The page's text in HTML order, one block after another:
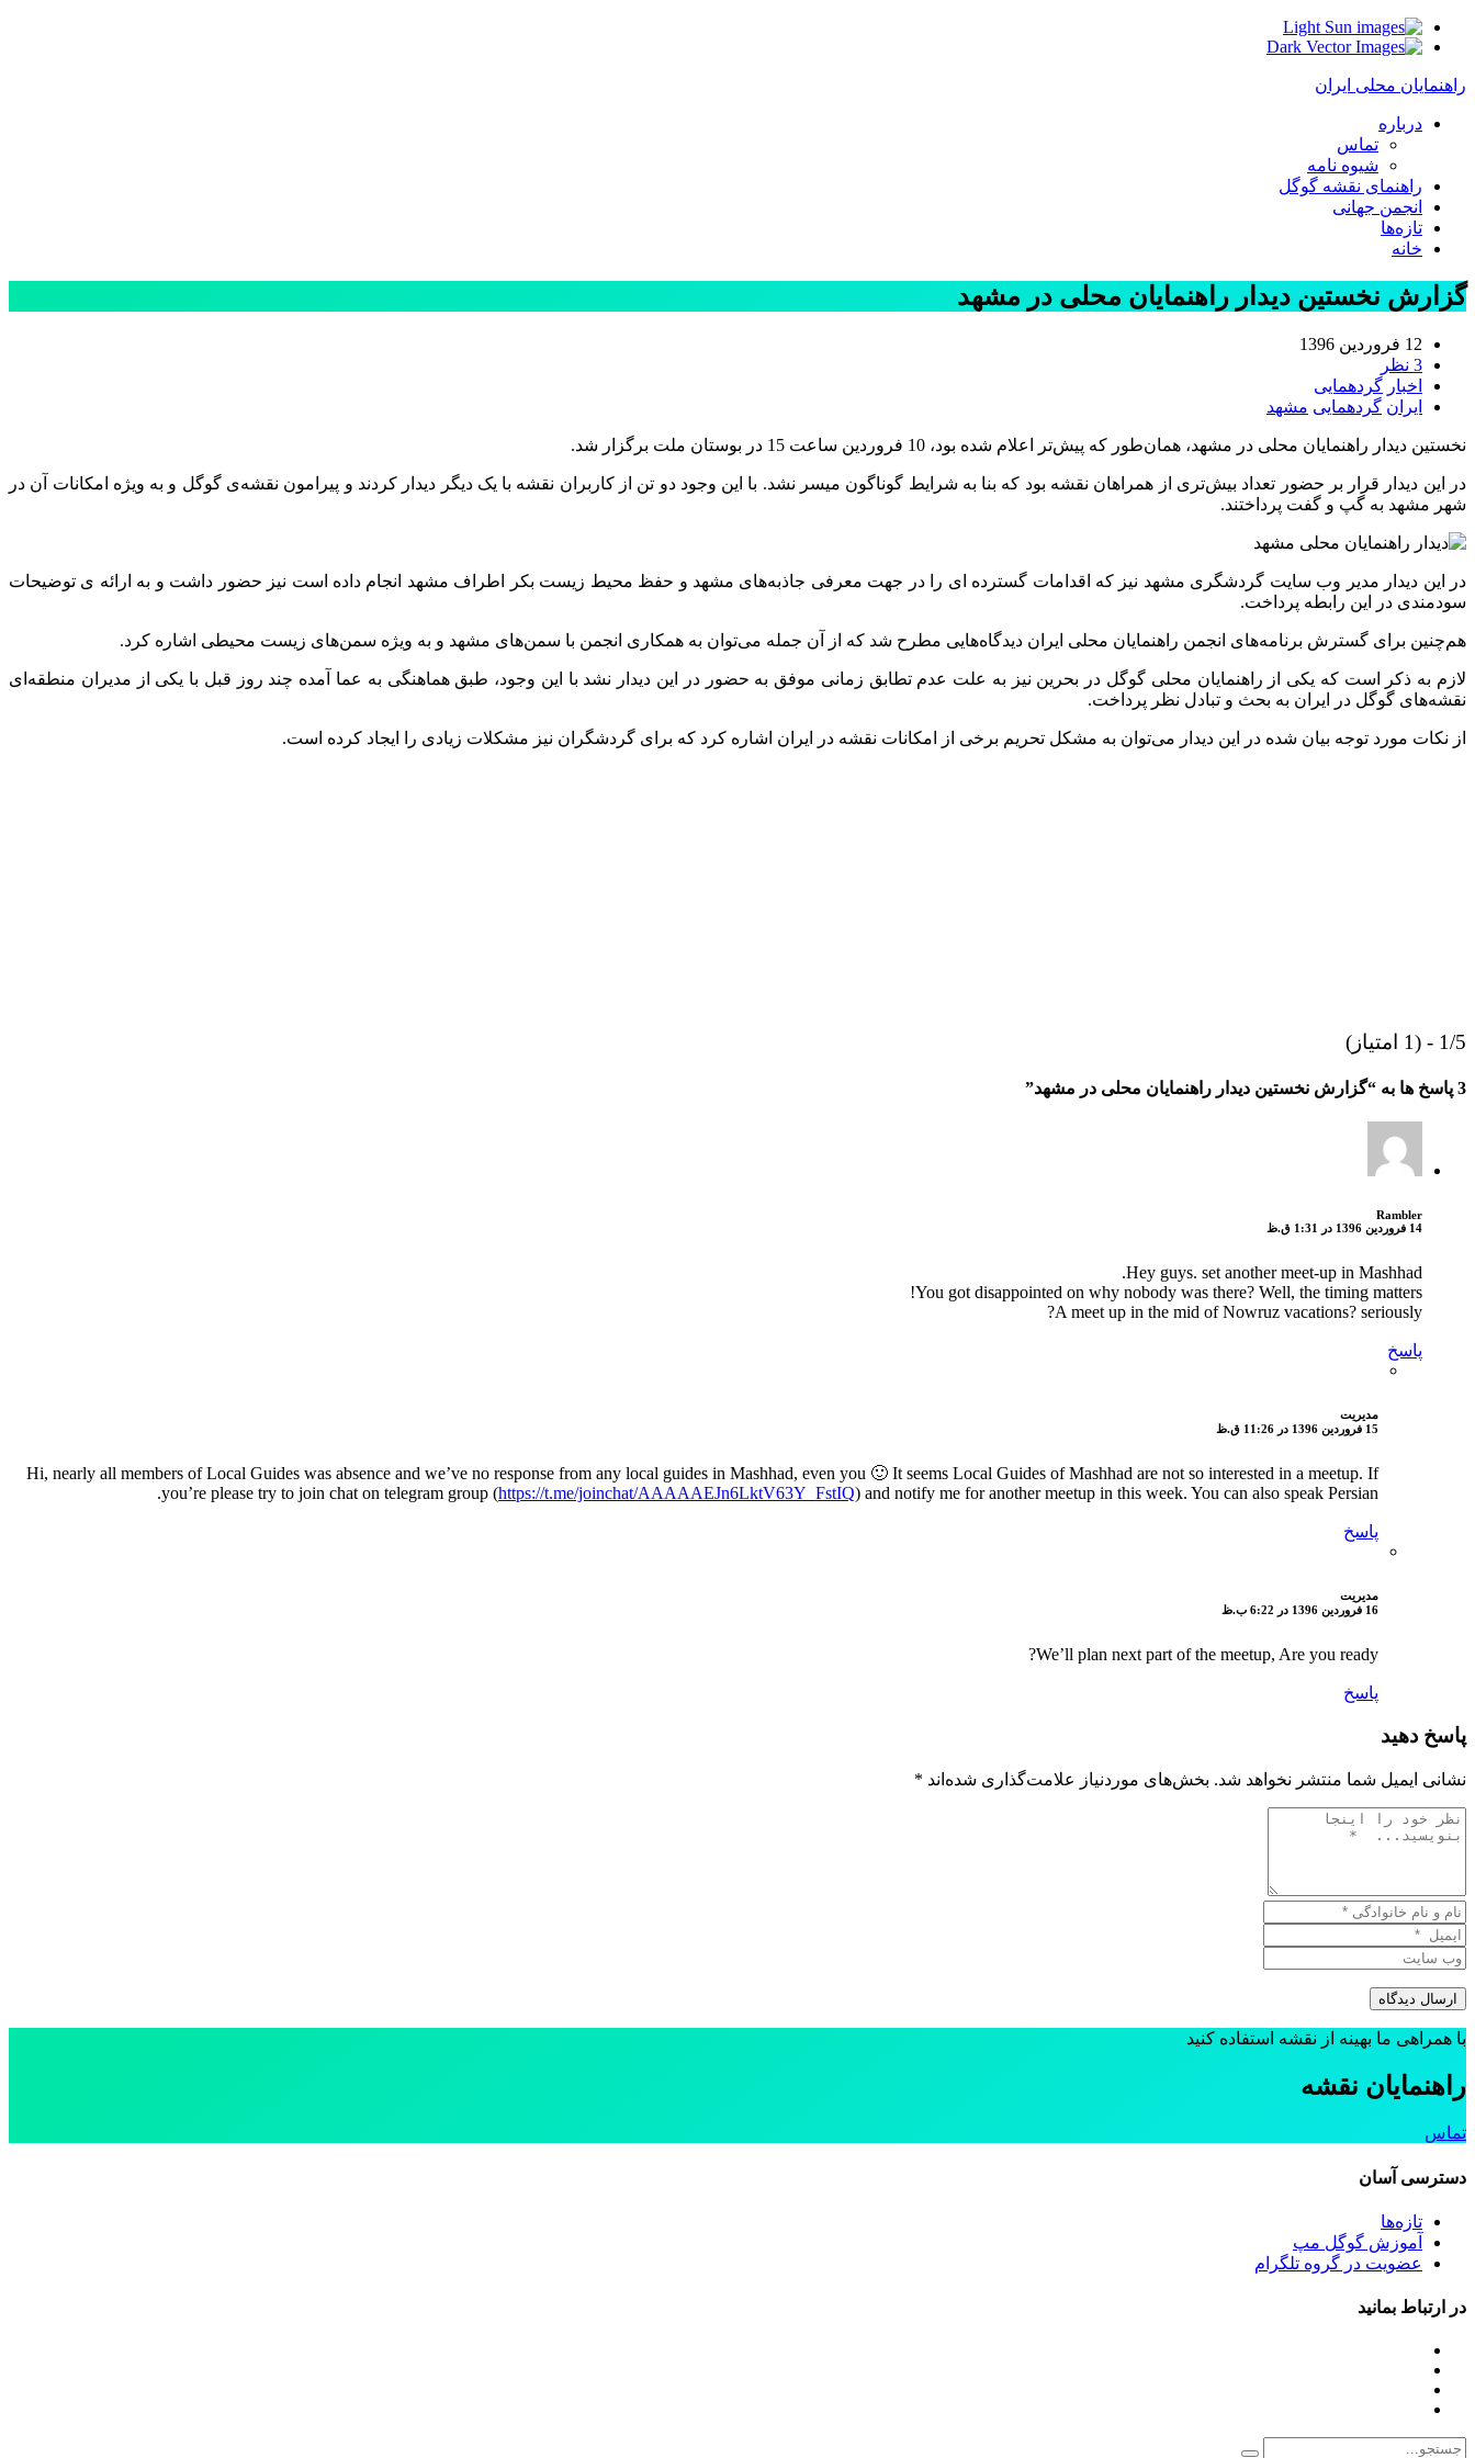
Light
Dark
راهنمایان محلی ایران
درباره
تماس
شیوه نامه
راهنمای نقشه گوگل
انجمن جهانی
تازه‌ها
خانه
گزارش نخستین دیدار راهنمایان محلی در مشهد
12 فروردین 1396
3 نظر
اخبار گردهمایی
ایران گردهمایی مشهد
نخستین دیدار راهنمایان محلی در مشهد، همان‌طور که پیش‌تر اعلام شده بود، 10 فروردین ساعت 15 در بوستان ملت برگزار شد.
در این دیدار قرار بر حضور تعداد بیش‌تری از همراهان نقشه بود که بنا به شرایط گوناگون میسر نشد. با این وجود دو تن از کاربران نقشه با یک دیگر دیدار کردند و پیرامون نقشه‌ی گوگل و به ویژه امکانات آن در
شهر مشهد به گپ و گفت پرداختند.
در این دیدار مدیر وب سایت گردشگری مشهد نیز که اقدامات گسترده ای را در جهت معرفی جاذبه‌های مشهد و حفظ محیط زیست بکر اطراف مشهد انجام داده است نیز حضور داشت و به ارائه ی توضیحات
سودمندی در این رابطه پرداخت.
هم‌چنین برای گسترش برنامه‌های انجمن راهنمایان محلی ایران دیدگاه‌هایی مطرح شد که از آن جمله می‌توان به همکاری انجمن با سمن‌های مشهد و به ویژه سمن‌های زیست محیطی اشاره کرد.
لازم به ذکر است که یکی از راهنمایان محلی گوگل در بحرین نیز به علت عدم تطابق زمانی موفق به حضور در این دیدار نشد با این وجود، طبق هماهنگی به عما آمده چند روز قبل با یکی از مدیران منطقه‌ای
نقشه‌های گوگل در ایران به بحث و تبادل نظر پرداخت.
از نکات مورد توجه بیان شده در این دیدار می‌توان به مشکل تحریم برخی از امکانات نقشه در ایران اشاره کرد که برای گردشگران نیز مشکلات زیادی را ایجاد کرده است.
1/5 - (1 امتیاز)
3 پاسخ ها به “گزارش نخستین دیدار راهنمایان محلی در مشهد”
Rambler
14 فروردین 1396 در 1:31 ق.ظ
Hey guys. set another meet-up in Mashhad.
You got disappointed on why nobody was there? Well, the timing matters!
A meet up in the mid of Nowruz vacations? seriously?
پاسخ
مدیریت
15 فروردین 1396 در 11:26 ق.ظ
Hi, nearly all members of Local Guides was absence and we’ve no response from any local guides in Mashhad, even you 🙂 It seems Local Guides of Mashhad are not so interested in a meetup. If
you’re please try to join chat on telegram group (https://t.me/joinchat/AAAAAEJn6LktV63Y_FstIQ) and notify me for another meetup in this week. You can also speak Persian.
پاسخ
مدیریت
16 فروردین 1396 در 6:22 ب.ظ
We’ll plan next part of the meetup, Are you ready?
پاسخ
پاسخ دهید
نشانی ایمیل شما منتشر نخواهد شد. بخش‌های موردنیاز علامت‌گذاری شده‌اند *
با همراهی ما بهینه از نقشه استفاده کنید
راهنمایان نقشه
تماس
دسترسی آسان
تازه‌ها
آموزش گوگل مپ
عضویت در گروه تلگرام
در ارتباط بمانید